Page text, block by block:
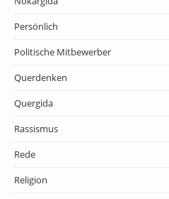
Persönlich
Politische Mitbewerber
Querdenken
Quergida
Rassismus
Rede
Religion